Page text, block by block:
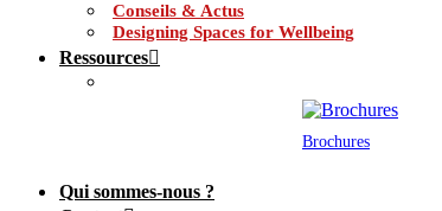
Conseils & Actus
Designing Spaces for Wellbeing
Ressources
Brochures
Qui sommes-nous ?